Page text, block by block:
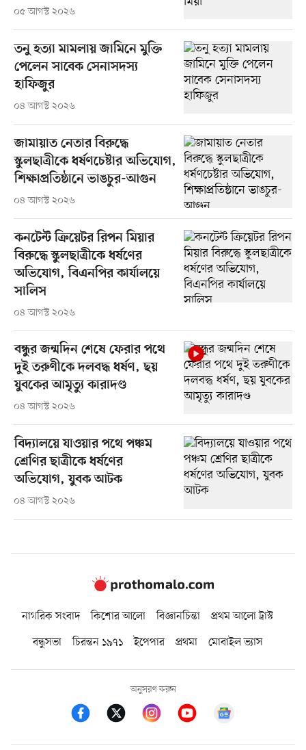
০৫ আগস্ট ২০২৬
তনু হত্যা মামলায় জামিনে মুক্তি
পেলেন সাবেক সেনাসদস্য
হাফিজুর
০৪ আগস্ট ২০২৬
জামায়াত নেতার বিরুদ্ধে
স্কুলছাত্রীকে ধর্ষণচেষ্টার অভিযোগ,
শিক্ষাপ্রতিষ্ঠানে ভাঙচুর-আগুন
০৪ আগস্ট ২০২৬
কনটেন্ট ক্রিয়েটর রিপন মিয়ার
বিরুদ্ধে স্কুলছাত্রীকে ধর্ষণের
অভিযোগ, বিএনপির কার্যালয়ে
সালিস
০৪ আগস্ট ২০২৬
বন্ধুর জন্মদিন শেষে ফেরার পথে
দুই তরুণীকে দলবদ্ধ ধর্ষণ, ছয়
যুবকের আমৃত্যু কারাদণ্ড
০৪ আগস্ট ২০২৬
বিদ্যালয়ে যাওয়ার পথে পঞ্চম
শ্রেণির ছাত্রীকে ধর্ষণের
অভিযোগ, যুবক আটক
০৪ আগস্ট ২০২৬
নাগরিক সংবাদ কিশোর আলো বিজ্ঞানচিন্তা
প্রথম আলো ট্রাস্ট
বন্ধুসভা
চিরন্তন ১৯৭১ ইপেপার প্রথমা মোবাইল ভ্যাস
অনুসরণ করুন